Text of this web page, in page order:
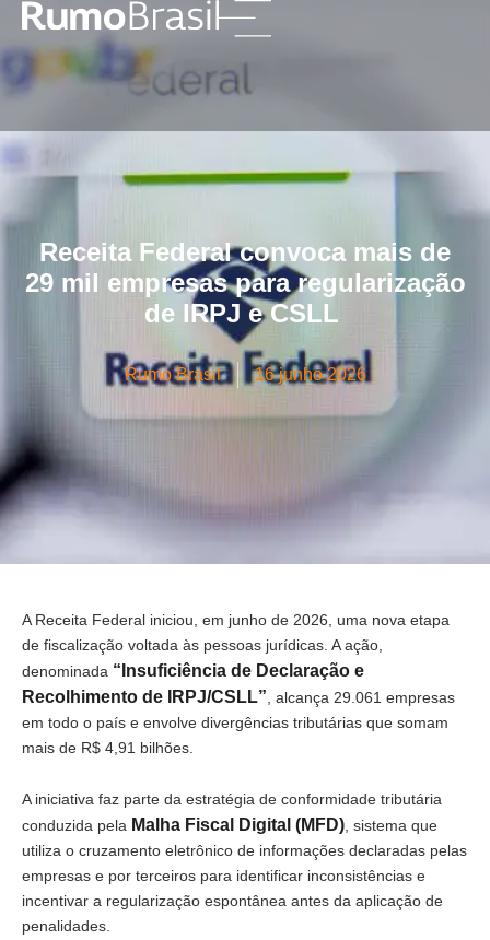
Receita Federal convoca mais de
29 mil empresas para regularização
de IRPJ e CSLL
Rumo Brasil 16 junho 2026
A Receita Federal iniciou, em junho de 2026, uma nova etapa
de fiscalização voltada às pessoas jurídicas. A ação,
denominada “Insuficiência de Declaração e
Recolhimento de IRPJ/CSLL” , alcança 29.061 empresas
em todo o país e envolve divergências tributárias que somam
mais de R$ 4,91 bilhões.
A iniciativa faz parte da estratégia de conformidade tributária
conduzida pela Malha Fiscal Digital (MFD) , sistema que
utiliza o cruzamento eletrônico de informações declaradas pelas
empresas e por terceiros para identificar inconsistências e
incentivar a regularização espontânea antes da aplicação de
penalidades.